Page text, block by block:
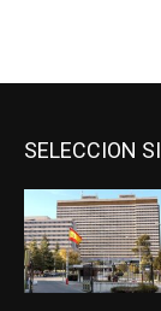
SELECCION